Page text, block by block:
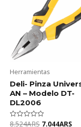
Herramientas
Deli- Pinza
AN – Modelo DT-
DL2006
Valorado
8.524ARS 7.044ARS